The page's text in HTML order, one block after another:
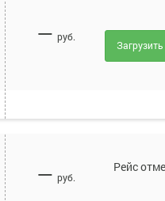
— руб.
— руб.
Рейс